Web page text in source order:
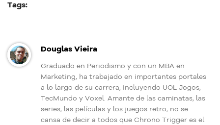
Tags:
Douglas Vieira
Graduado en Periodismo y con un MBA en
Marketing, ha trabajado en importantes portales
a lo largo de su carrera, incluyendo UOL Jogos,
TecMundo y Voxel. Amante de las caminatas, las
series, las películas y los juegos retro, no se
cansa de decir a todos que Chrono Trigger es el